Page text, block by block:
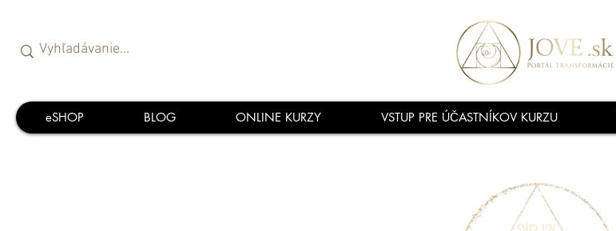
eSHOP BLOG ONLINE KURZY VSTUP PRE ÚČASTNÍKOV KURZU